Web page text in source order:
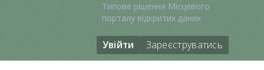
Типове рішення Місцевого
порталу відкритих даних
Увійти Зареєструватись